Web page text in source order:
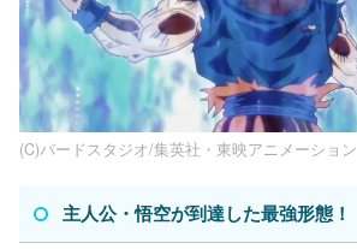
(C)バードスタジオ/集英社・東映アニメーション
主人公・悟空が到達した最強形態！